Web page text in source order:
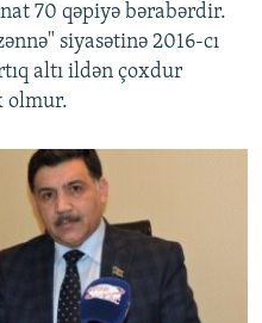
70 qəpiyə bərabərdir.
siyasətinə 2016-cı
altı ildən çoxdur
olmur.